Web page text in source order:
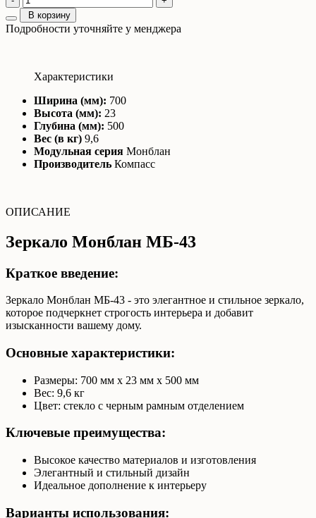
В корзину
Подробности уточняйте у менджера
Характеристики
Ширина (мм): 700
Высота (мм): 23
Глубина (мм): 500
Вес (в кг) 9,6
Модульная серия Монблан
Производитель Компасс
ОПИСАНИЕ
Зеркало Монблан МБ-43
Краткое введение:
Зеркало Монблан МБ-43 - это элегантное и стильное зеркало,
которое подчеркнет строгость интерьера и добавит
изысканности вашему дому.
Основные характеристики:
Размеры: 700 мм x 23 мм x 500 мм
Вес: 9,6 кг
Цвет: стекло с черным рамным отделением
Ключевые преимущества:
Высокое качество материалов и изготовления
Элегантный и стильный дизайн
Идеальное дополнение к интерьеру
Варианты использования: